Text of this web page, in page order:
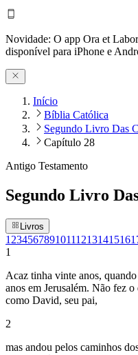
Novidade: O app Ora et
disponível para iPhone e
Início
Bíblia Católica
Segundo Livro Das
Capítulo 28
Antigo Testamento
Segundo Livro
Livros
1 2345678910111213141516
1
Acaz tinha vinte anos,
anos em Jerusalém. Não fez
como David, seu pai,
2
mas andou pelos caminhos